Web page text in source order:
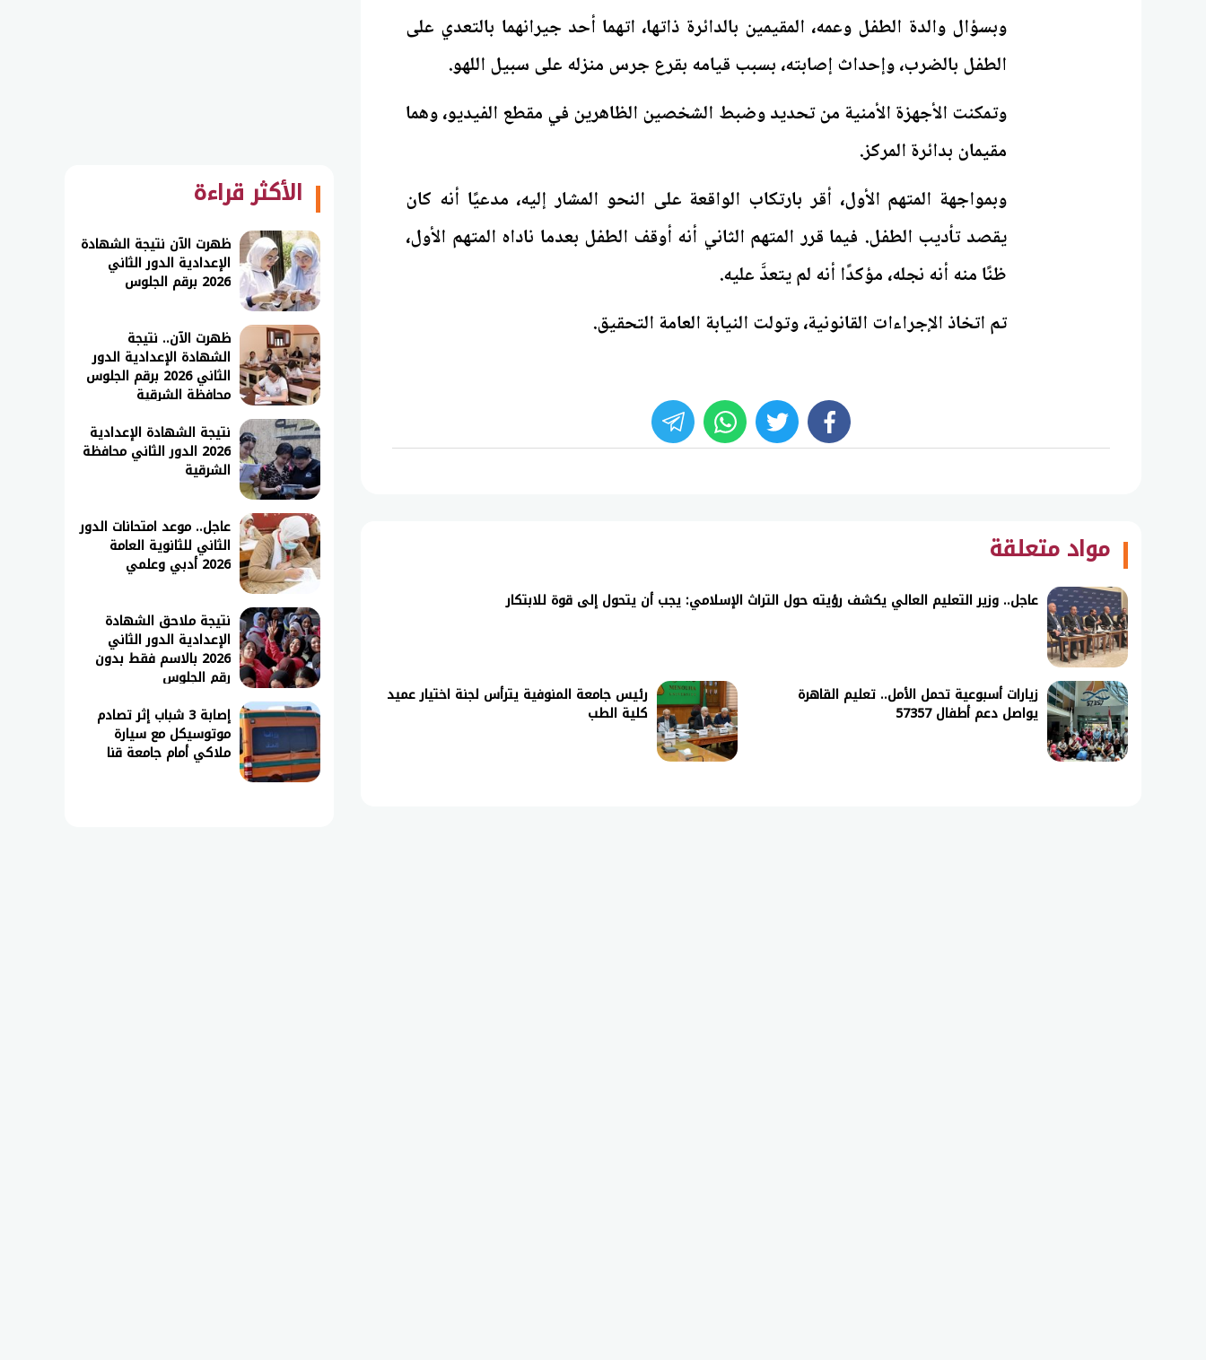
وبسؤال والدة الطفل وعمه، المقيمين بالدائرة ذاتها، اتهما أحد جيرانهما بالتعدي على
الطفل بالضرب، وإحداث إصابته، بسبب قيامه بقرع جرس منزله على سبيل اللهو.
وتمكنت الأجهزة الأمنية من تحديد وضبط الشخصين الظاهرين في مقطع الفيديو، وهما
مقيمان بدائرة المركز.
وبمواجهة المتهم الأول، أقر بارتكاب الواقعة على النحو المشار إليه، مدعيًا أنه كان
يقصد تأديب الطفل. فيما قرر المتهم الثاني أنه أوقف الطفل بعدما ناداه المتهم الأول،
ظنًا منه أنه نجله، مؤكدًا أنه لم يتعدَّ عليه.
تم اتخاذ الإجراءات القانونية، وتولت النيابة العامة التحقيق.
facebook
twitter
whats
مواد متعلقة
عاجل.. وزير التعليم العالي يكشف رؤيته حول التراث الإسلامي: يجب أن يتحول إلى قوة للابتكار
زيارات أسبوعية تحمل الأمل.. تعليم القاهرة
يواصل دعم أطفال 57357
رئيس جامعة المنوفية يترأس لجنة اختيار عميد
كلية الطب
الأكثر قراءة
ظهرت الآن نتيجة الشهادة
الإعدادية الدور الثاني
2026 برقم الجلوس
ظهرت الآن.. نتيجة
الشهادة الإعدادية الدور
الثاني 2026 برقم الجلوس
محافظة الشرقية
نتيجة الشهادة الإعدادية
2026 الدور الثاني محافظة
الشرقية
عاجل.. موعد امتحانات الدور
الثاني للثانوية العامة
2026 أدبي وعلمي
نتيجة ملاحق الشهادة
الإعدادية الدور الثاني
2026 بالاسم فقط بدون
رقم الجلوس
إصابة 3 شباب إثر تصادم
موتوسيكل مع سيارة
ملاكي أمام جامعة قنا